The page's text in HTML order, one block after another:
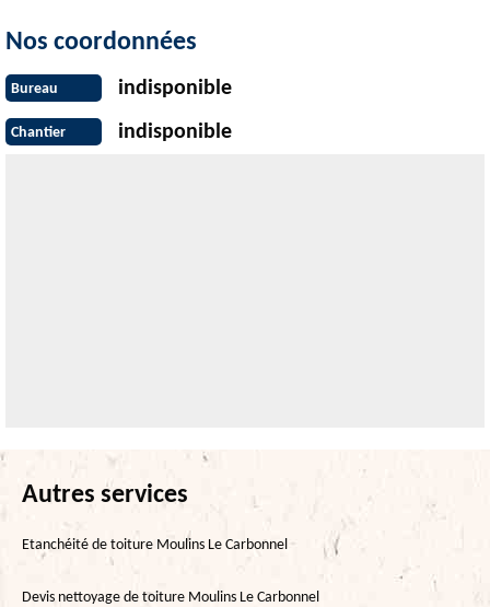
Nos coordonnées
Bureau indisponible
Chantier indisponible
Autres services
Etanchéité de toiture Moulins Le Carbonnel
Devis nettoyage de toiture Moulins Le Carbonnel